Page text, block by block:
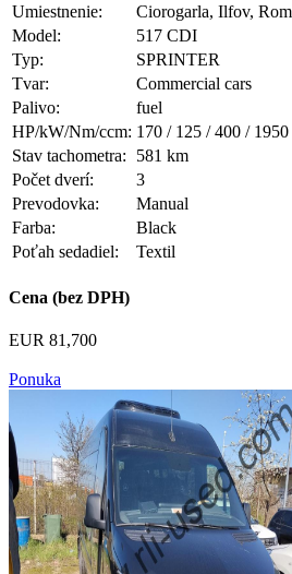
Umiestnenie:
Ciorogarla, Ilfov,
Model:
517 CDI
Typ:
SPRINTER
Tvar:
Commercial cars
Palivo:
fuel
HP/kW/Nm/ccm: 170 / 125 / 400 / 1950
Stav tachometra:
581 km
Počet dverí:
3
Prevodovka:
Manual
Farba:
Black
Poťah sedadiel:
Textil
Cena (bez DPH)
EUR 81,700
Ponuka